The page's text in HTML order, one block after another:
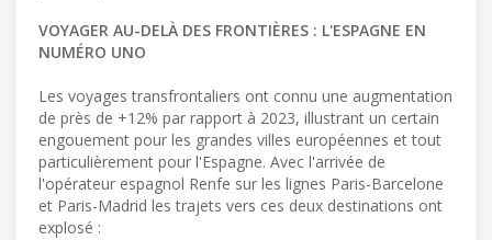
VOYAGER AU-DELÀ DES FRONTIÈRES : L'ESPAGNE EN
NUMÉRO UNO
Les voyages transfrontaliers ont connu une augmentation
de près de +12% par rapport à 2023, illustrant un certain
engouement pour les grandes villes européennes et tout
particulièrement pour l'Espagne. Avec l'arrivée de
l'opérateur espagnol Renfe sur les lignes Paris-Barcelone
et Paris-Madrid les trajets vers ces deux destinations ont
explosé :